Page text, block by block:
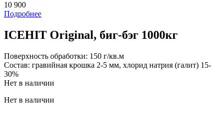
10 900
Подробнее
ICEHIT Original, биг-бэг 1000кг
Поверхность обработки: 150 г/кв.м
Состав: гравийная крошка 2-5 мм, хлорид натрия (галит) 15-
30%
Нет в наличии
Нет в наличии